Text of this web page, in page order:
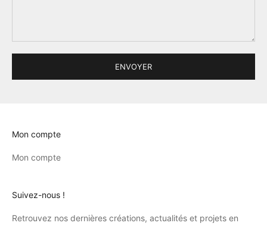
ENVOYER
Mon compte
Mon compte
Suivez-nous !
Retrouvez nos dernières créations, actualités et projets en